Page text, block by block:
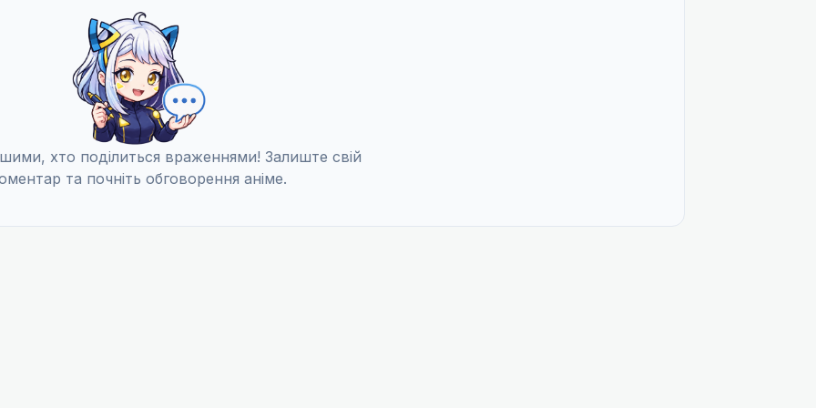
хто поділиться враженнями! Залиште свій
та почніть обговорення аніме.